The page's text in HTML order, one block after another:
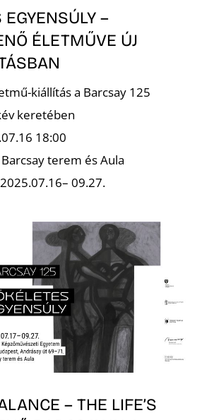
–
ÉLETMŰVE ÚJ
kiállítás a Barcsay 125
keretében
18:00
terem és Aula
09.27.
– THE LIFE’S